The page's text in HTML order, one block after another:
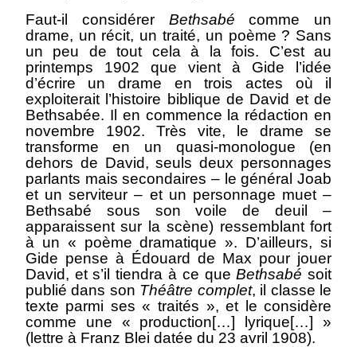
Faut-il considérer Bethsabécomme un
drame, un récit, un traité, un poème ? Sans
un peu de tout cela à la fois. C’est au
printemps 1902 que vient à Gide l’idée
d’écrire un drame en trois actes où il
exploiterait l’histoire biblique de David et de
Bethsabée. Il en commence la rédaction en
novembre 1902. Très vite, le drame se
transforme en un quasi-monologue (en
dehors de David, seuls deux personnages
parlants mais secondaires – le général Joab
et un serviteur – et un personnage muet –
Bethsabé sous son voile de deuil –
apparaissent sur la scène) ressemblant fort
à un « poème dramatique ». D’ailleurs, si
Gide pense à Édouard de Max pour jouer
David, et s’il tiendra à ce queBethsabésoit
publié dans son Théâtre complet, il classe le
texte parmi ses « traités », et le considère
comme une « production[…] lyrique[…] »
(lettre à Franz Blei datée du 23 avril 1908).